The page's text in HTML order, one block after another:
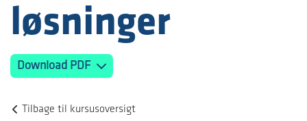
løsninger
Download PDF
Tilbage til kursusoversigt